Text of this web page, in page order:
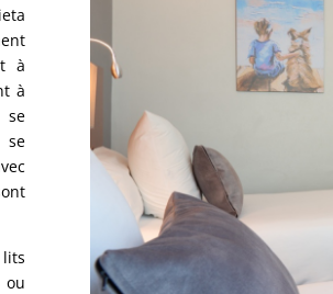
à
à
se
se
ou